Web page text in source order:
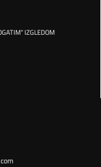
IZGLEDOM